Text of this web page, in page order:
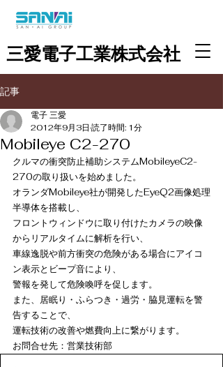
三愛電子工業株式会社
記事
Mobileye C2-270
電子 三愛
2012年9月3日 読了時間: 1分
クルマの衝突防止補助システムMobileyeC2-
270の取り扱いを始めました。
オランダMobileye社が開発したEyeQ2画像処理
半導体を搭載し、
フロントウィンドウに取り付けたカメラの映像
からリアルタイムに解析を行い、
車線逸脱や前方衝突の危険がある場合にアイコ
ン表示とビープ音により、
警報を発して危険喚呼を促します。
また、居眠り・ふらつき・過労・脇見運転を警
告することで、
運転技術の改善や燃費向上に繋がります。
お問合せ先：営業技術部